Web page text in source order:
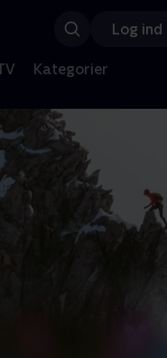
Log ind
Kategorier